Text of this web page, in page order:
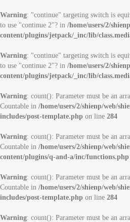
Warning: "continue" targeting switch is
to use "continue 2"? in /home/users/2/
content/plugins/jetpack/_inc/lib/
Warning: "continue" targeting switch is
to use "continue 2"? in /home/users/2/
content/plugins/jetpack/_inc/lib/
Warning: count(): Parameter must be an
Countable in /home/users/2/shienp/web/
includes/post-template.php on line 284
Warning: count(): Parameter must be an
Countable in /home/users/2/shienp/web/
content/plugins/q-and-a/inc/functions.php
Warning: count(): Parameter must be an
Countable in /home/users/2/shienp/web/
includes/post-template.php on line 284
Warning: count(): Parameter must be an